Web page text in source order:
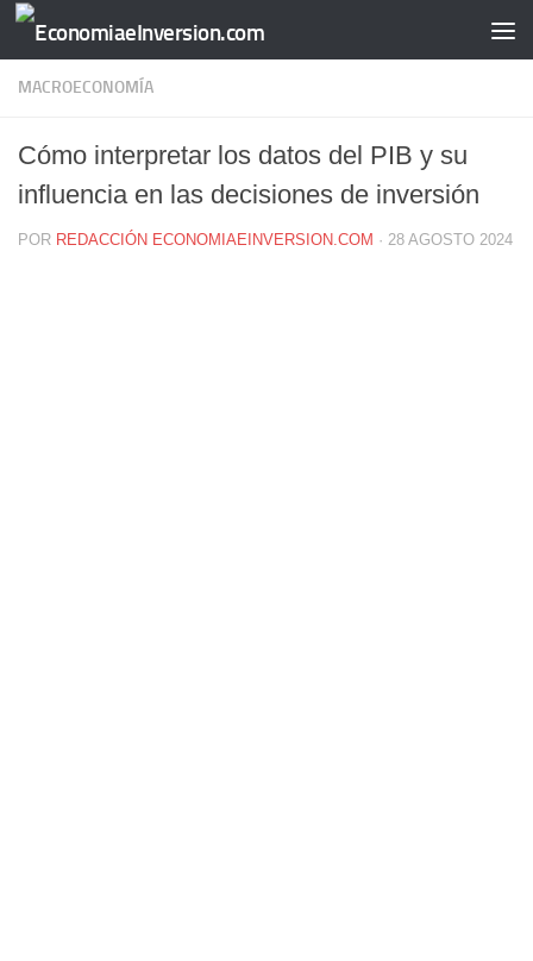
Saltar al contenido
MACROECONOMÍA
Cómo interpretar los datos del PIB y su
influencia en las decisiones de inversión
POR REDACCIÓN ECONOMIAEINVERSION.COM · 28 AGOSTO 2024